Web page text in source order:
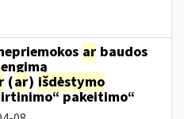
ar baudos
(ar) išdėstymo
pakeitimo“